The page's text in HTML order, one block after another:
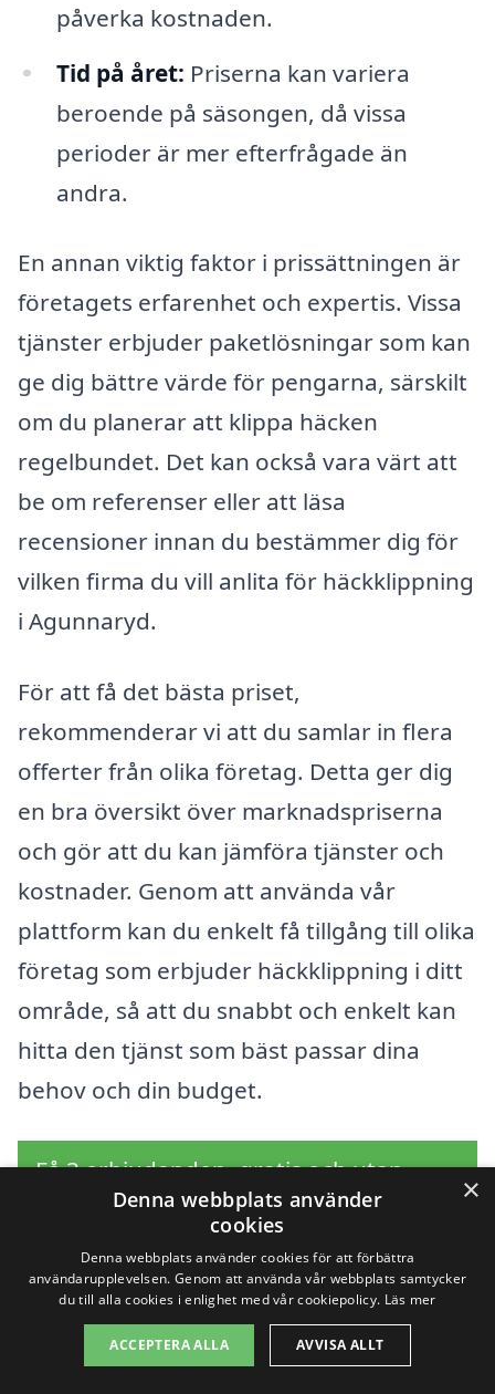
påverka kostnaden.
Tid på året: Priserna kan variera
beroende på säsongen, då vissa
perioder är mer efterfrågade än
andra.
En annan viktig faktor i prissättningen är
företagets erfarenhet och expertis. Vissa
tjänster erbjuder paketlösningar som kan
ge dig bättre värde för pengarna, särskilt
om du planerar att klippa häcken
regelbundet. Det kan också vara värt att
be om referenser eller att läsa
recensioner innan du bestämmer dig för
vilken firma du vill anlita för häckklippning
i Agunnaryd.
För att få det bästa priset,
rekommenderar vi att du samlar in flera
offerter från olika företag. Detta ger dig
en bra översikt över marknadspriserna
och gör att du kan jämföra tjänster och
kostnader. Genom att använda vår
plattform kan du enkelt få tillgång till olika
företag som erbjuder häckklippning i ditt
område, så att du snabbt och enkelt kan
hitta den tjänst som bäst passar dina
behov och din budget.
Få 3 erbjudanden, gratis och utan
förpliktelser
Sök efter en
×
Denna webbplats använder
cookies
Denna webbplats använder cookies för att förbättra
användarupplevelsen. Genom att använda vår webbplats samtycker
du till alla cookies i enlighet med vår cookiepolicy. Läs mer
ACCEPTERA ALLA AVVISA ALLT